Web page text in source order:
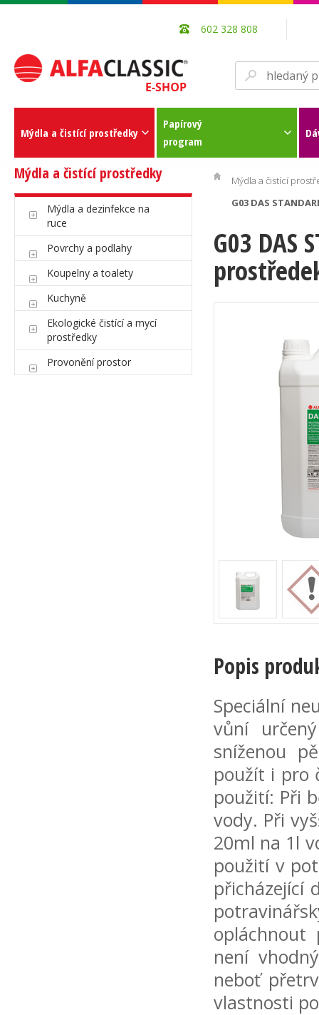
602 328 808
Mýdla a čistící prostředky
Papírový
program
Mýdla a čistící prostředky
Mýdla a dezinfekce na
ruce
Povrchy a podlahy
Koupelny a toalety
Kuchyně
Ekologické čistící a mycí
prostředky
Provonění prostor
Mýdla a čistící
G03 DAS
G03 DAS
Popis
Speciální
vůní
sníženou
použít i pro
použití: Při
vody. Při
20ml na 1l
použití v
přicházející
opláchnout
není
neboť
vlastnosti